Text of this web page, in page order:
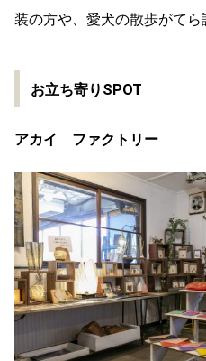
装の方や、愛犬の散歩がてら
お立ち寄りSPOT
アカイ ファクトリー